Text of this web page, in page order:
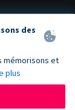
des
mémorisons et
plus